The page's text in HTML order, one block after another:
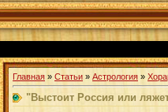
Главная » Статьи » Астрология »
"Выстоит Россия или